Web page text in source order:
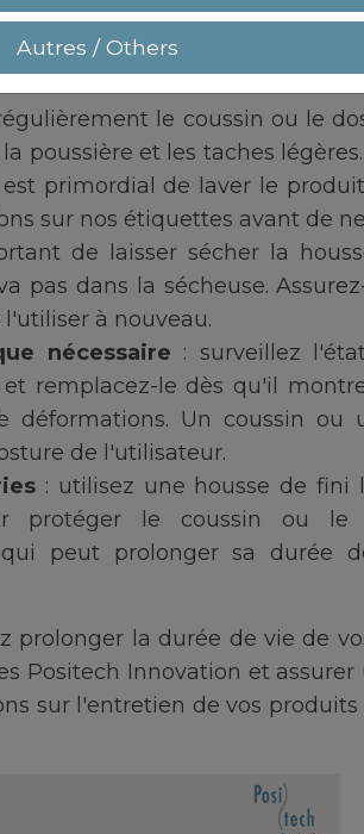
pour bien prendre soin de
le coussin ou le
poussière et les taches
primordial de laver le
sur nos étiquettes avant de
de laisser sécher la
pas dans la sécheuse.
à nouveau.
nécessaire : surveillez
remplacez-le dès qu'il
déformations. Un coussin ou
de l'utilisateur.
: utilisez une housse de fini
protéger le coussin ou le
peut prolonger sa durée
prolonger la durée de vie de
Positech Innovation et
sur l'entretien de vos
Autres / Others